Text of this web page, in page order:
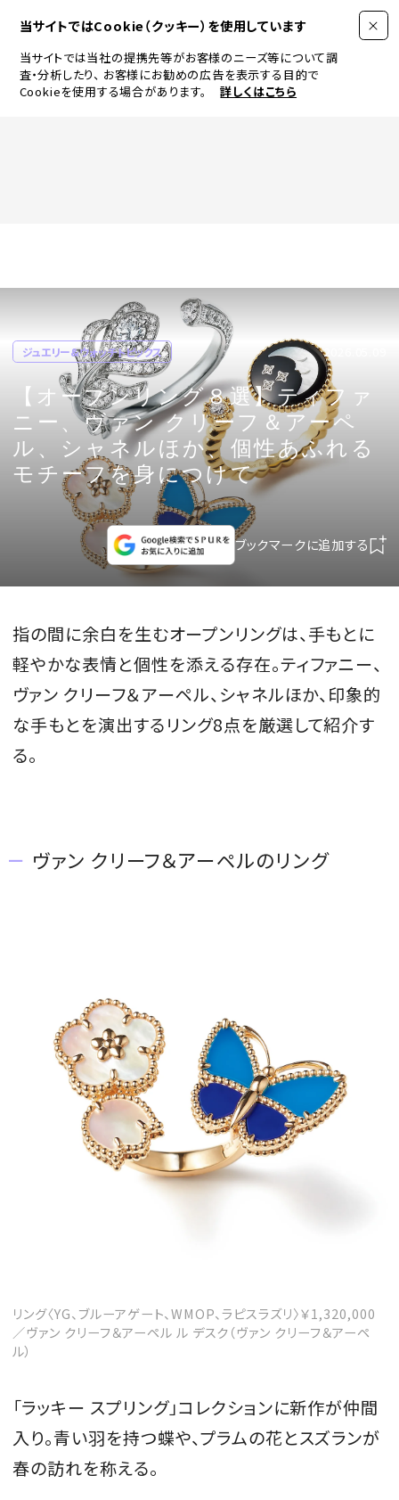
当サイトではCookie（クッキー）を使用しています
当サイトでは当社の提携先等がお客様のニーズ等について調
査・分析したり、 お客様にお勧めの広告を表示する目的で
Cookieを使用する場合があります。
詳しくはこちら
JEWELRY & WATCH
LIFESTYLE
CULTURE
CELEBRITY
COLLECTION
WEDDING
FORTUNE
SDGs
MAGAZINE
Log in or Sign up
ログイン・新規会員登録
FOLLOW US
SPUR 2026 JULY
2026-07-23発売
最新号を試し読み
ジュエリー&ウォッチトピックス 2026.05.09
【オープンリング８選】ティファ
ニー、ヴァン クリーフ＆アーペ
ル、シャネルほか、個性あふれる
モチーフを身につけて
ブックマークに追加する
指の間に余白を生むオープンリングは、手もとに
軽やかな表情と個性を添える存在。ティファニー、
ヴァン クリーフ＆アーペル、シャネルほか、印象的
な手もとを演出するリング8点を厳選して紹介す
る。
ヴァン クリーフ＆アーペルのリング
リング〈YG、ブルーアゲート、WMOP、ラピスラズリ〉￥1,320,000
／ヴァン クリーフ＆アーペル ル デスク（ヴァン クリーフ＆アーペ
ル）
「ラッキー スプリング」コレクションに新作が仲間
入り。青い羽を持つ蝶や、プラムの花とスズランが
春の訪れを称える。